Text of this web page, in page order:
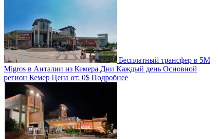
Бесплатный трансфер в 5M
Migros в Анталии из Кемера Дни Каждый день Основной
регион Кемер Цена от: 0$ Подробнее